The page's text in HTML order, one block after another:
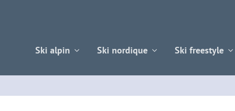
Ski alpin Ski nordique Ski freestyle